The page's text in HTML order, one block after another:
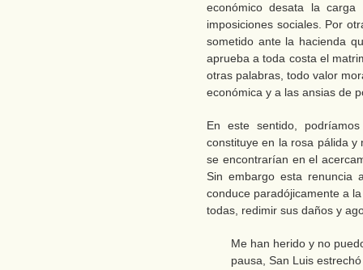
económico desata la
imposiciones sociales. Por
sometido ante la hacienda
aprueba a toda costa el
otras palabras, todo valor
económica y a las ansias de
En este sentido,
constituye en la rosa pálida y
se encontrarían en el
Sin embargo esta renuncia
conduce paradójicamente a
todas, redimir sus daños y
Me han herido y no
pausa, San Luis